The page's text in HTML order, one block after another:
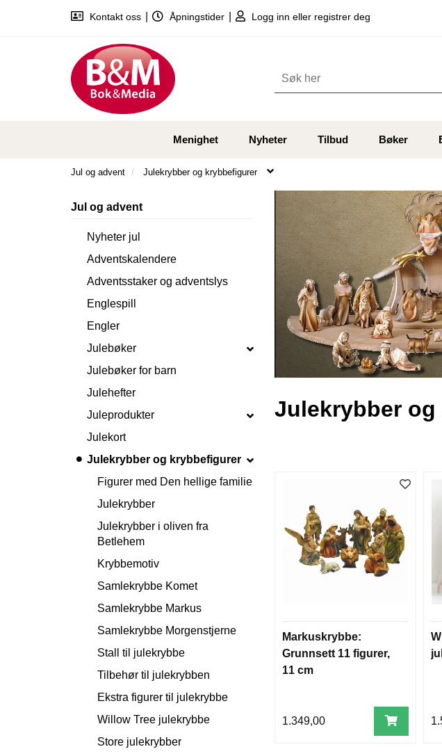
Kontakt oss Åpningstider Logg inn eller registrer deg
Menighet Nyheter Tilbud Bøker
Jul og advent Julekrybber og krybbefigurer
Jul og advent
Nyheter jul
Adventskalendere
Adventsstaker og adventslys
Englespill
Engler
Julebøker
Julebøker for barn
Julehefter
Juleprodukter
Julekort
Julekrybber og krybbefigurer
Figurer med Den hellige familie
Julekrybber
Julekrybber i oliven fra
Betlehem
Krybbemotiv
Samlekrybbe Komet
Samlekrybbe Markus
Samlekrybbe Morgenstjerne
Stall til julekrybbe
Tilbehør til julekrybben
Ekstra figurer til julekrybbe
Willow Tree julekrybbe
Store julekrybber
Julekrybber
Markuskrybbe:
Grunnsett 11 figurer,
11 cm
1.349,00